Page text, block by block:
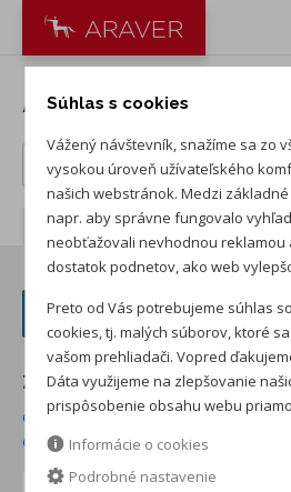
Autá Audi
Počet záznamov: 51
FILTER VOZIDIEL
Zoradiť podľa:
od najnižšej ceny skladom
od
od najvyššej zľavy
od najnižšej ceny
Súhlas s cookies
Vážený návštevník, snažíme sa zo
vysokou úroveň užívateľského
našich webstránok. Medzi
napr. aby správne fungovalo
neobťažovali nevhodnou reklamou
dostatok podnetov, ako web
Preto od Vás potrebujeme súhlas
cookies, tj. malých súborov, ktoré
vašom prehliadači. Vopred
Dáta využijeme na zlepšovanie
prispôsobenie obsahu webu
Informácie o cookies
Podrobné nastavenie